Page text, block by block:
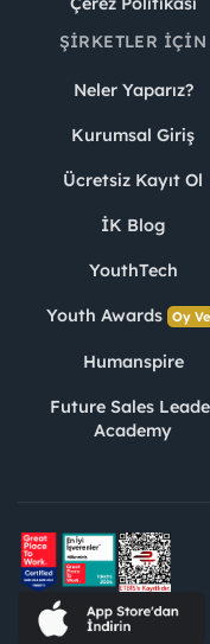
ŞIRKETLER İÇIN
Neler Yaparız?
Kurumsal Giriş
Ücretsiz Kayıt Ol
İK Blog
YouthTech
Youth Awards Oy
Humanspire
Future Sales
Academy